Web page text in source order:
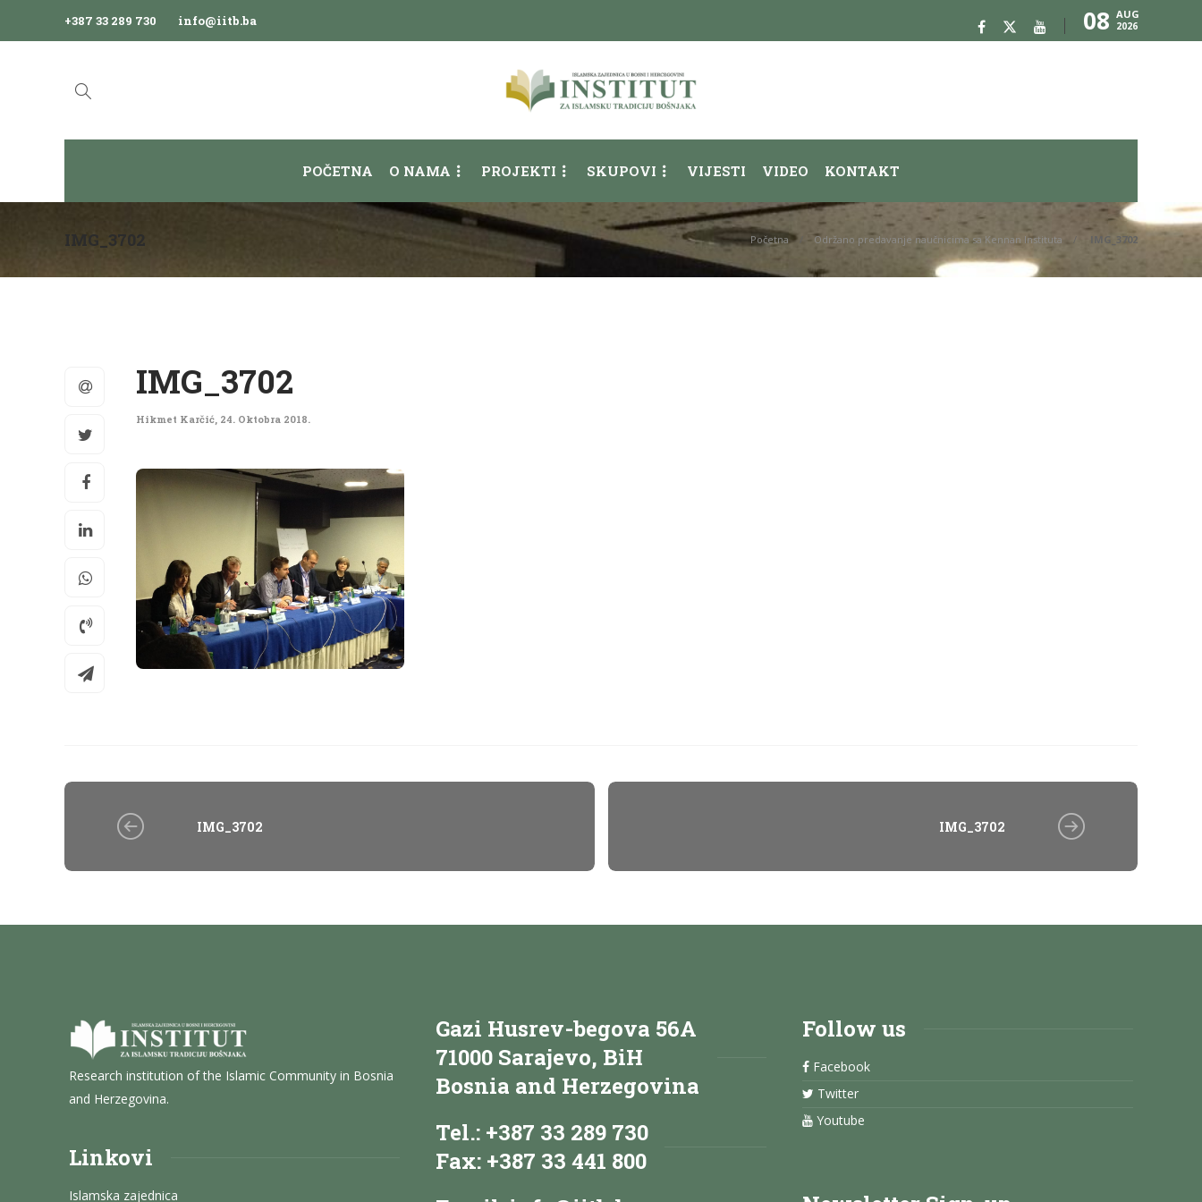
+387 33 289 730 info@iitb.ba 08 AUG
2026
POČETNA O NAMA PROJEKTI SKUPOVI VIJESTI VIDEO KONTAKT
IMG_3702 Početna Održano predavanje naučnicima sa Kennan Instituta IMG_3702
IMG_3702
Hikmet Karčić, 24. Oktobra 2018.
IMG_3702 IMG_3702
Research institution of the Islamic Community in Bosnia
and Herzegovina.
Linkovi
Islamska zajednica
Gazi Husrev-begova 56A
71000 Sarajevo, BiH
Bosnia and Herzegovina
Tel.: +387 33 289 730
Fax: +387 33 441 800
Follow us
Facebook
Twitter
Youtube